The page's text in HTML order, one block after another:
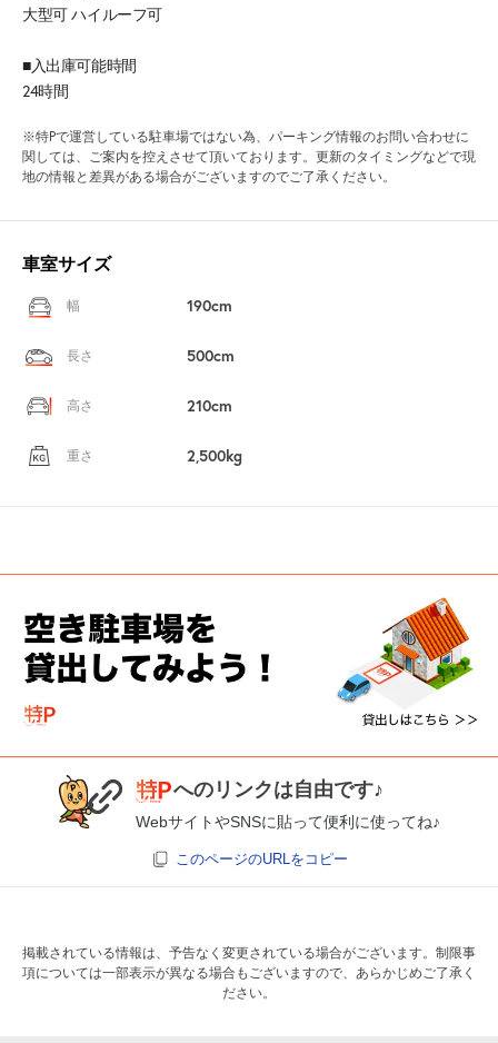
大型可 ハイルーフ可
■入出庫可能時間
24時間
※特Pで運営している駐車場ではない為、パーキング情報のお問い合わせに
関しては、ご案内を控えさせて頂いております。更新のタイミングなどで現
地の情報と差異がある場合がございますのでご了承ください。
車室サイズ
幅 190cm
長さ 500cm
高さ 210cm
重さ 2,500kg
へのリンクは自由です♪
WebサイトやSNSに貼って便利に使ってね♪
このページのURLをコピー
掲載されている情報は、予告なく変更されている場合がございます。制限事
項については一部表示が異なる場合もございますので、あらかじめご了承く
ださい。